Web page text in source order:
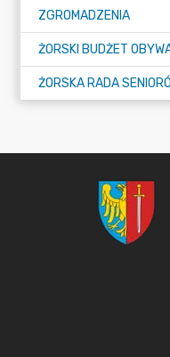
ZGROMADZENIA
ŻORSKI BUDŻET
ŻORSKA RADA